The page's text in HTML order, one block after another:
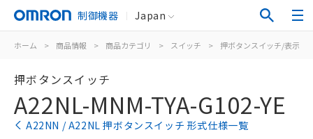
制御機器 Japan
ホーム > 商品情報 > 商品カテゴリ > スイッチ > 押ボタンスイッチ/表示灯
押ボタンスイッチ
A22NL-MNM-TYA-G102-YE
A22NN / A22NL 押ボタンスイッチ 形式仕様一覧